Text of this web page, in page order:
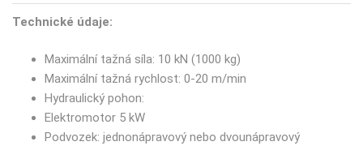
Technické údaje:
Maximální tažná síla: 10 kN (1000 kg)
Maximální tažná rychlost: 0-20 m/min
Hydraulický pohon:
Elektromotor 5 kW
Podvozek: jednonápravový nebo dvounápravový